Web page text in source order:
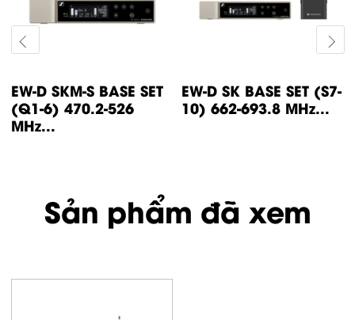
EW-D SKM-S BASE SET
(Q1-6) 470.2-526
MHz...
EW-D SK BASE SET (S7-
10) 662-693.8 MHz...
Sản phẩm đã xem